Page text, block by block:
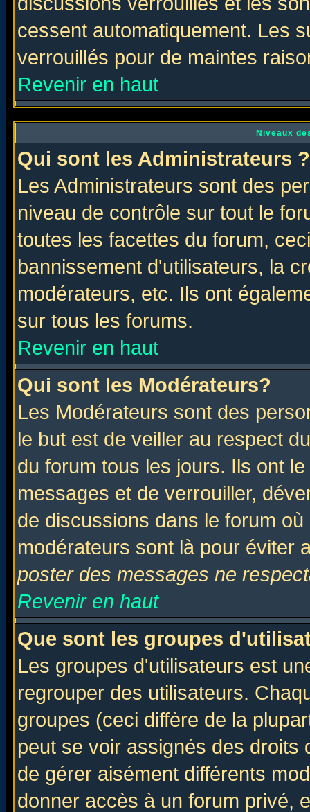
cessent automatiquement. Les
verrouillés pour de maintes
Revenir en haut
Niveaux
Qui sont les Administrateurs ?
Les Administrateurs sont des
niveau de contrôle sur tout le
toutes les facettes du forum,
bannissement d'utilisateurs, la
modérateurs, etc. Ils ont
sur tous les forums.
Revenir en haut
Qui sont les Modérateurs?
Les Modérateurs sont des
le but est de veiller au respect
du forum tous les jours. Ils ont
messages et de verrouiller,
de discussions dans le forum
modérateurs sont là pour éviter
poster des messages ne
Revenir en haut
Que sont les groupes
Les groupes d'utilisateurs est
regrouper des utilisateurs.
groupes (ceci diffère de la
peut se voir assignés des
de gérer aisément différents
donner accès à un forum privé,